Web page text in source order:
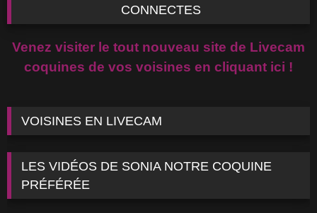
CONNECTES
Venez visiter le tout nouveau site de Livecam
coquines de vos voisines en cliquant ici !
VOISINES EN LIVECAM
LES VIDÉOS DE SONIA NOTRE COQUINE
PRÉFÉRÉE